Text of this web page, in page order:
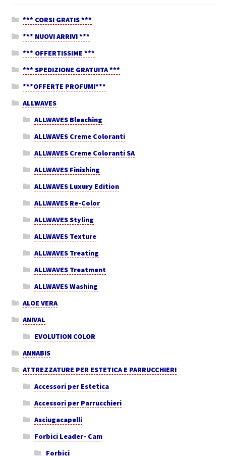
*** CORSI GRATIS ***
*** NUOVI ARRIVI ***
*** OFFERTISSIME ***
*** SPEDIZIONE GRATUITA ***
***OFFERTE PROFUMI***
ALLWAVES
ALLWAVES Bleaching
ALLWAVES Creme Coloranti
ALLWAVES Creme Coloranti SA
ALLWAVES Finishing
ALLWAVES Luxury Edition
ALLWAVES Re-Color
ALLWAVES Styling
ALLWAVES Texture
ALLWAVES Treating
ALLWAVES Treatment
ALLWAVES Washing
ALOE VERA
ANIVAL
EVOLUTION COLOR
ANNABIS
ATTREZZATURE PER ESTETICA E PARRUCCHIERI
Accessori per Estetica
Accessori per Parrucchieri
Asciugacapelli
Forbici Leader- Cam
Forbici